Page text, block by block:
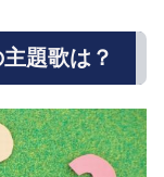
題歌は？